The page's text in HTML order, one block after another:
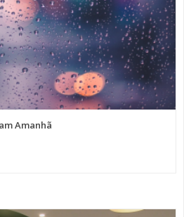
Amanhã